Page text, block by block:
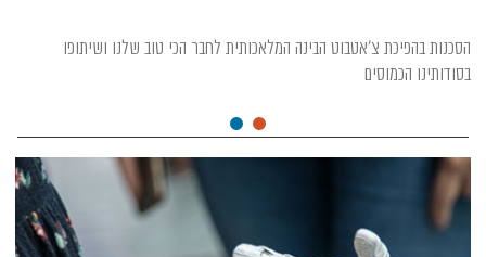
הסכנות בהפיכת צ'אטבוט הבינה המלאכותית לחבר הכי טוב שלנו ושיתופו
בסודותינו הכמוסים